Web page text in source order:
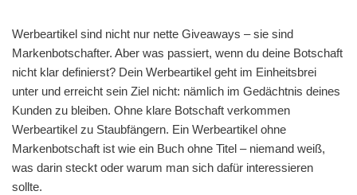
Werbeartikel sind nicht nur nette Giveaways – sie sind
Markenbotschafter. Aber was passiert, wenn du deine Botschaft
nicht klar definierst? Dein Werbeartikel geht im Einheitsbrei
unter und erreicht sein Ziel nicht: nämlich im Gedächtnis deines
Kunden zu bleiben. Ohne klare Botschaft verkommen
Werbeartikel zu Staubfängern. Ein Werbeartikel ohne
Markenbotschaft ist wie ein Buch ohne Titel – niemand weiß,
was darin steckt oder warum man sich dafür interessieren
sollte.